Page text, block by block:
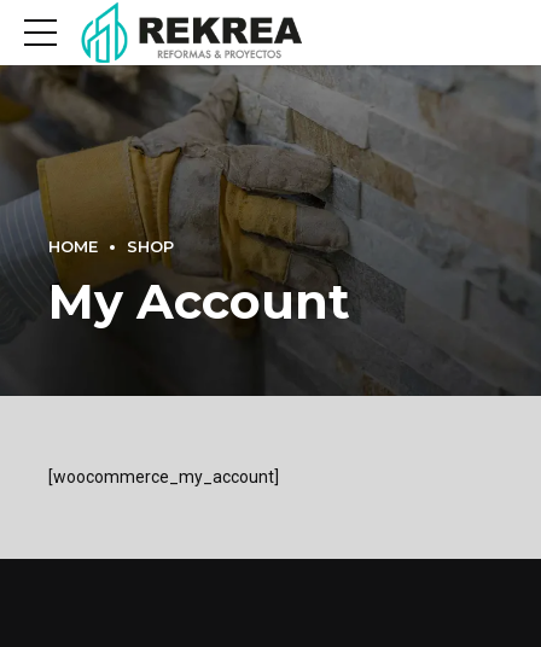
HOME SHOP
My Account
[woocommerce_my_account]